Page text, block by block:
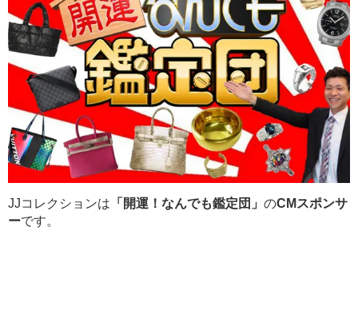
JJコレクションは 「開運！なんでも鑑定団」 のCMスポンサ
ーです。